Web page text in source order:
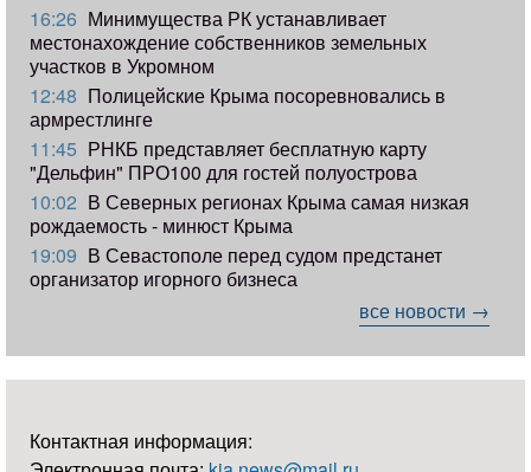
16:26 Минимущества РК устанавливает
местонахождение собственников земельных
участков в Укромном
12:48 Полицейские Крыма посоревновались в
армрестлинге
11:45 РНКБ представляет бесплатную карту
"Дельфин" ПРО100 для гостей полуострова
10:02 В Северных регионах Крыма самая низкая
рождаемость - минюст Крыма
19:09 В Севастополе перед судом предстанет
организатор игорного бизнеса
все новости →
Контактная информация: